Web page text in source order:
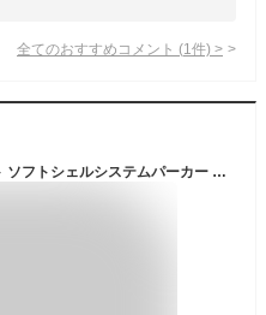
全てのおすすめコメント (1 件) >
☆【KOMINE】JK-602 プロテクト ソフトシェルシステムパーカー 秋冬 ウインタージャケット 冬用 防寒 メンズ ツーリング コミネ 【バイク用品】